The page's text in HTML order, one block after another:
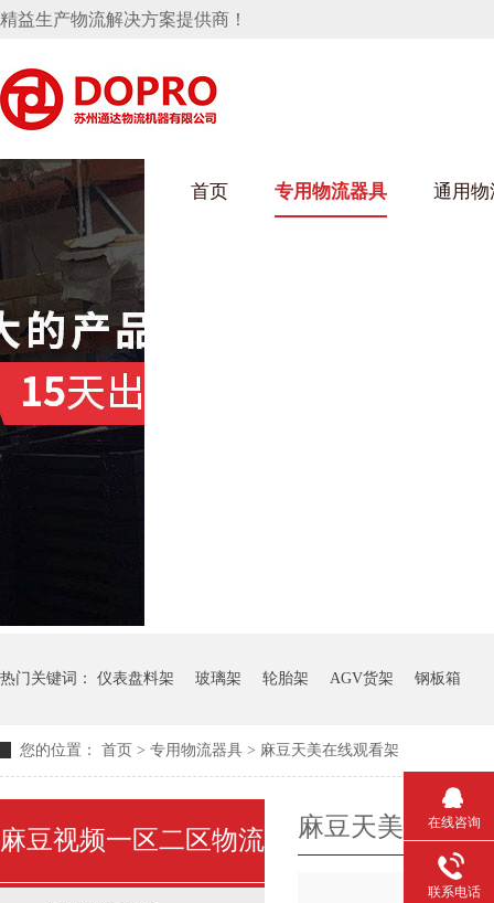
精益生产物流解决方案提供商！
首页 专用物流器具
麻豆MV在线观看架
丝车/纺丝车
通用
乌龟车/平台车
钢板箱
货架系统
化纤纺织行业
化工行业
热门关键词： 仪表盘料架 玻璃架 轮胎架 AGV货架 钢板箱
您的位置： 首页 > 专用物流器具 > 麻豆天美在线观看架
麻豆天美在线观
麻豆视频一区二区物流
在线咨询
联系电话